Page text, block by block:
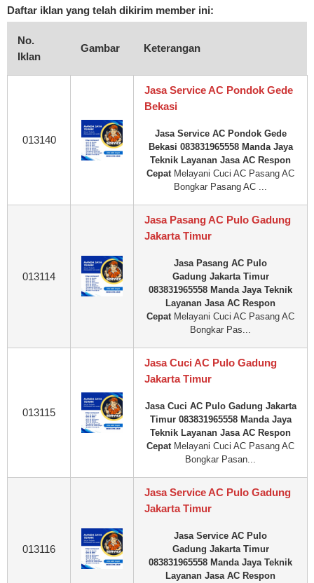
Daftar iklan yang telah dikirim member ini:
No.
Iklan
Gambar Keterangan
013140
Jasa Service AC Pondok Gede
Bekasi
Jasa Service AC Pondok Gede
Bekasi 083831965558 Manda Jaya
Teknik Layanan Jasa AC Respon
Cepat Melayani Cuci AC Pasang AC
Bongkar Pasang AC ...
013114
Jasa Pasang AC Pulo Gadung
Jakarta Timur
Jasa Pasang AC Pulo
Gadung Jakarta Timur
083831965558 Manda Jaya Teknik
Layanan Jasa AC Respon
Cepat Melayani Cuci AC Pasang AC
Bongkar Pas...
013115
Jasa Cuci AC Pulo Gadung
Jakarta Timur
Jasa Cuci AC Pulo Gadung Jakarta
Timur 083831965558 Manda Jaya
Teknik Layanan Jasa AC Respon
Cepat Melayani Cuci AC Pasang AC
Bongkar Pasan...
013116
Jasa Service AC Pulo Gadung
Jakarta Timur
Jasa Service AC Pulo
Gadung Jakarta Timur
083831965558 Manda Jaya Teknik
Layanan Jasa AC Respon